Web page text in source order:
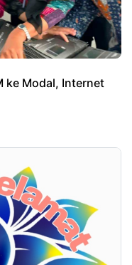
ke Modal, Internet